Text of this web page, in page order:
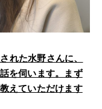
れた水野さんに、
を伺います。まず
えていただけます